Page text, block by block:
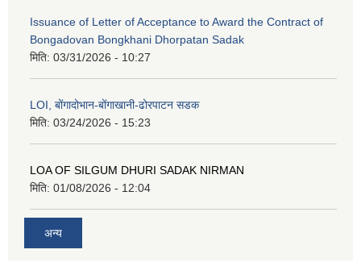
Issuance of Letter of Acceptance to Award the Contract of
Bongadovan Bongkhani Dhorpatan Sadak
मिति: 03/31/2026 - 10:27
LOI, बोंगादोभान-बोंगाखानी-ढोरपाटन सडक
मिति: 03/24/2026 - 15:23
LOA OF SILGUM DHURI SADAK NIRMAN
मिति: 01/08/2026 - 12:04
अन्य